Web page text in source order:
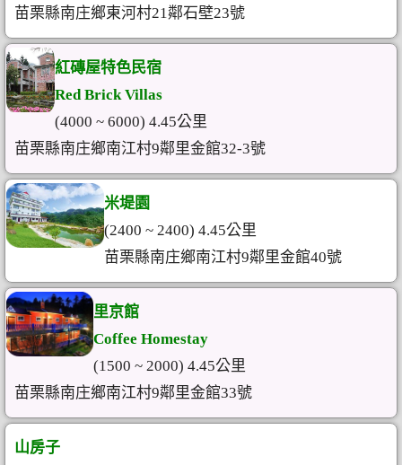
苗栗縣南庄鄉東河村21鄰石壁23號
紅磚屋特色民宿
Red Brick Villas
(4000 ~ 6000) 4.45公里
苗栗縣南庄鄉南江村9鄰里金館32-3號
米堤園
(2400 ~ 2400) 4.45公里
苗栗縣南庄鄉南江村9鄰里金館40號
里京館
Coffee Homestay
(1500 ~ 2000) 4.45公里
苗栗縣南庄鄉南江村9鄰里金館33號
山房子